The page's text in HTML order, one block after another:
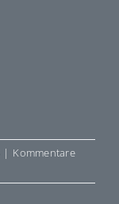
| Kommentare